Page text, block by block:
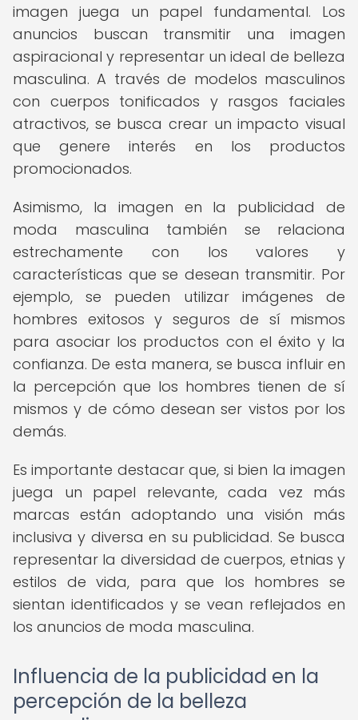
imagen juega un papel fundamental. Los
anuncios buscan transmitir una imagen
aspiracional y representar un ideal de belleza
masculina. A través de modelos masculinos
con cuerpos tonificados y rasgos faciales
atractivos, se busca crear un impacto visual
que genere interés en los productos
promocionados.
Asimismo, la imagen en la publicidad de
moda masculina también se relaciona
estrechamente con los valores y
características que se desean transmitir. Por
ejemplo, se pueden utilizar imágenes de
hombres exitosos y seguros de sí mismos
para asociar los productos con el éxito y la
confianza. De esta manera, se busca influir en
la percepción que los hombres tienen de sí
mismos y de cómo desean ser vistos por los
demás.
Es importante destacar que, si bien la imagen
juega un papel relevante, cada vez más
marcas están adoptando una visión más
inclusiva y diversa en su publicidad. Se busca
representar la diversidad de cuerpos, etnias y
estilos de vida, para que los hombres se
sientan identificados y se vean reflejados en
los anuncios de moda masculina.
Influencia de la publicidad en la
percepción de la belleza